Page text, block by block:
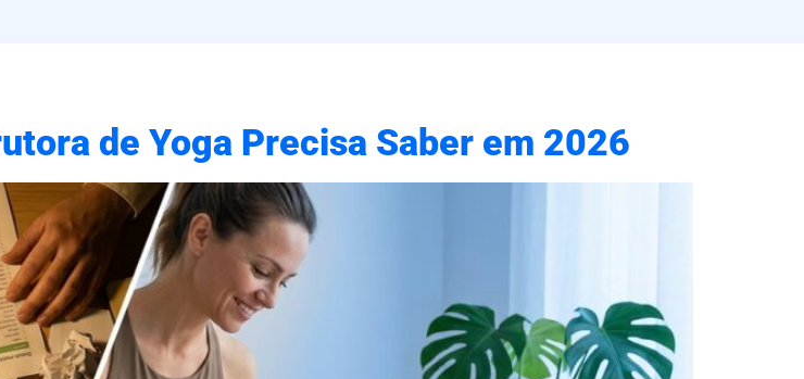
de Yoga Precisa Saber em 2026